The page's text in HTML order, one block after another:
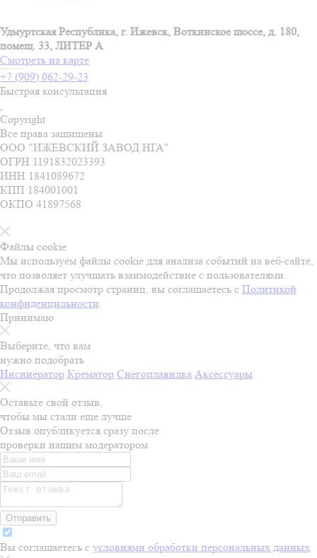
Удмуртская Республика, г. Ижевск, Воткинское шоссе, д. 180,
помещ. 33, ЛИТЕР А
Смотреть на карте
Пн-Пт 07:00 - 18:00
+7 (909) 062-29-23
Быстрая консультация
Copyright
Все права защищены
ООО "ИЖЕВСКИЙ ЗАВОД НГА"
ОГРН 1191832023393
ИНН 1841089672
КПП 184001001
ОКПО 41897568
Файлы cookie
Мы используем файлы cookie для анализа событий на веб-сайте,
что позволяет улучшать взаимодействие с пользователями.
Продолжая просмотр страниц, вы соглашаетесь с Политикой
конфиденцильности.
Принимаю
Выберите, что вам
нужно подобрать
Инсинератор Крематор Снегоплавилка Аксессуары
Оставьте свой отзыв,
чтобы мы стали еще лучше
Отзыв опубликуется сразу после
проверки нашим модератором
Отправить
Вы соглашаетесь с условиями обработки персональных данных